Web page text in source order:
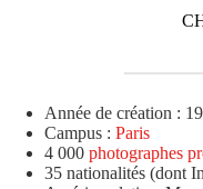
Année de création :
Campus : Paris
4 000 photographes
35 nationalités (dont